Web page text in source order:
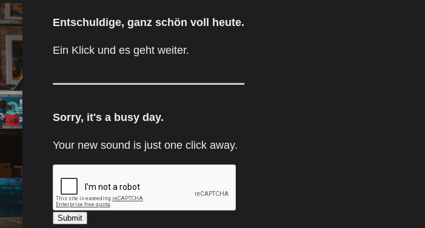
Entschuldige, ganz schön voll heute.
Ein Klick und es geht weiter.
Sorry, it's a busy day.
Your new sound is just one click away.